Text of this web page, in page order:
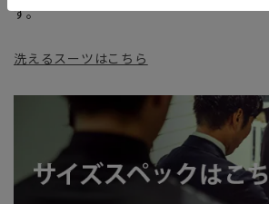
す。
洗えるスーツはこちら